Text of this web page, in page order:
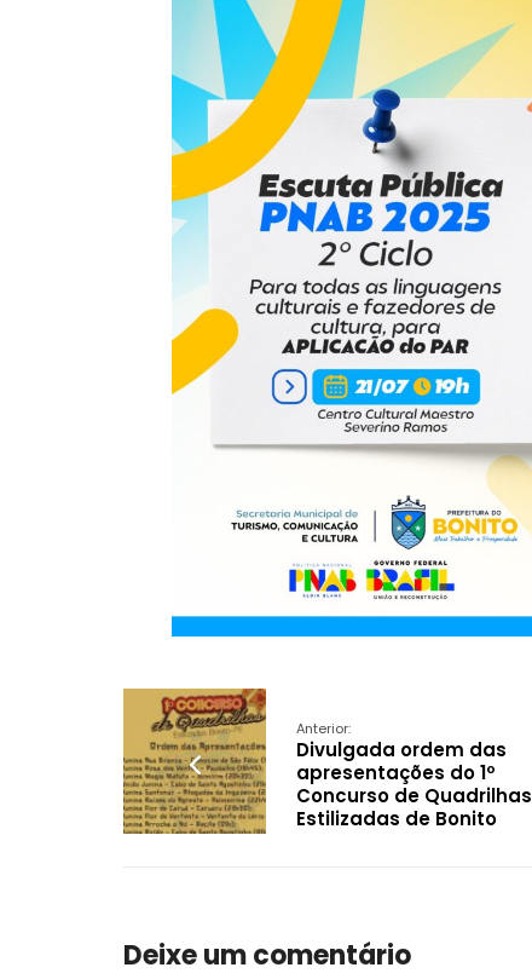
Anterior:
Divulgada ordem das
apresentações do 1º
Concurso de Quadrilhas
Estilizadas de Bonito
Deixe um comentário